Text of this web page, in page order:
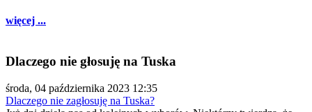
więcej ...
Dlaczego nie głosuję na Tuska
środa, 04 października 2023 12:35
Dlaczego nie zagłosuję na Tuska?